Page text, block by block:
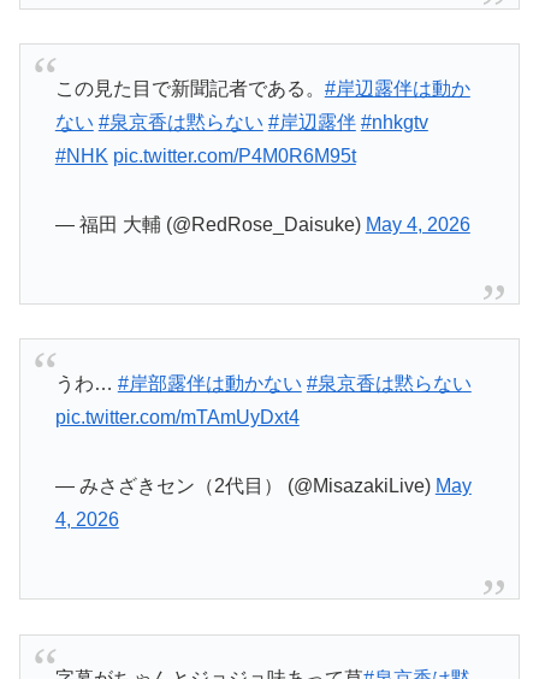
この見た目で新聞記者である。
#岸辺露伴は動か
ない
#泉京香は黙らない #岸辺露伴 #nhkgtv
#NHK
pic.twitter.com/P4M0R6M95t
— 福田 大輔 (@RedRose_Daisuke) May 4, 2026
うわ… #岸部露伴は動かない
#泉京香は黙らない
pic.twitter.com/mTAmUyDxt4
— みさざきセン（2代目） (@MisazakiLive) May
4, 2026
字幕がちゃんとジョジョ味あって草 #泉京香は黙